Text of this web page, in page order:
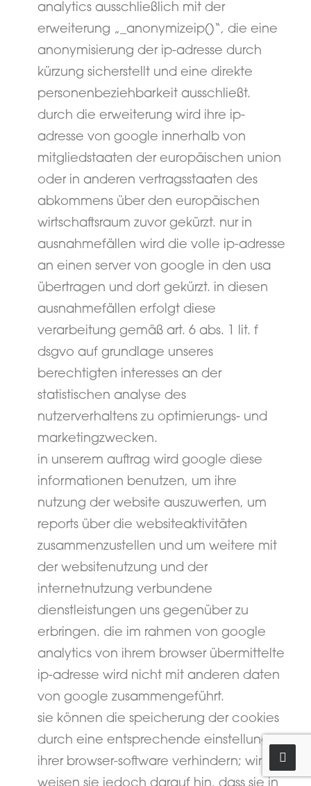
analytics ausschließlich mit der
erweiterung „_anonymizeip()“, die eine
anonymisierung der ip-adresse durch
kürzung sicherstellt und eine direkte
personenbeziehbarkeit ausschließt.
durch die erweiterung wird ihre ip-
adresse von google innerhalb von
mitgliedstaaten der europäischen union
oder in anderen vertragsstaaten des
abkommens über den europäischen
wirtschaftsraum zuvor gekürzt. nur in
ausnahmefällen wird die volle ip-adresse
an einen server von google in den usa
übertragen und dort gekürzt. in diesen
ausnahmefällen erfolgt diese
verarbeitung gemäß art. 6 abs. 1 lit. f
dsgvo auf grundlage unseres
berechtigten interesses an der
statistischen analyse des
nutzerverhaltens zu optimierungs- und
marketingzwecken.
in unserem auftrag wird google diese
informationen benutzen, um ihre
nutzung der website auszuwerten, um
reports über die websiteaktivitäten
zusammenzustellen und um weitere mit
der websitenutzung und der
internetnutzung verbundene
dienstleistungen uns gegenüber zu
erbringen. die im rahmen von google
analytics von ihrem browser übermittelte
ip-adresse wird nicht mit anderen daten
von google zusammengeführt.
sie können die speicherung der cookies
durch eine entsprechende einstellung
ihrer browser-software verhindern; wir